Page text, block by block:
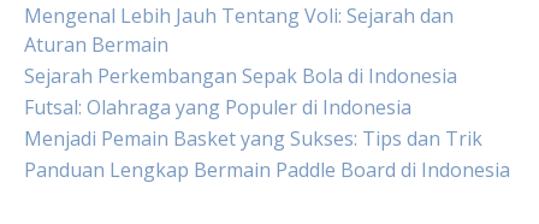
Mengenal Lebih Jauh Tentang Voli: Sejarah dan
Aturan Bermain
Sejarah Perkembangan Sepak Bola di Indonesia
Futsal: Olahraga yang Populer di Indonesia
Menjadi Pemain Basket yang Sukses: Tips dan Trik
Panduan Lengkap Bermain Paddle Board di Indonesia